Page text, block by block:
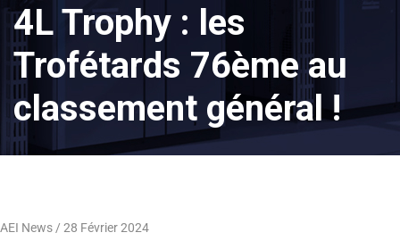
4L Trophy : les
Trofétards 76ème au
classement général !
AEI News 28 Février 2024